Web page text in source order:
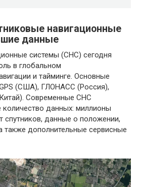
навигационные
данные
системы (СНС) сегодня
в глобальном
и тайминге. Основные
GPS (США), ГЛОНАСС (Россия),
Современные СНС
количество данных: миллионы
спутников, данные о положении,
также дополнительные сервисные